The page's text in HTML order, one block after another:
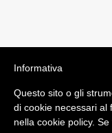
by
Termini e
Informativa
Questo sito o gli
di cookie necessari al
nella cookie policy.